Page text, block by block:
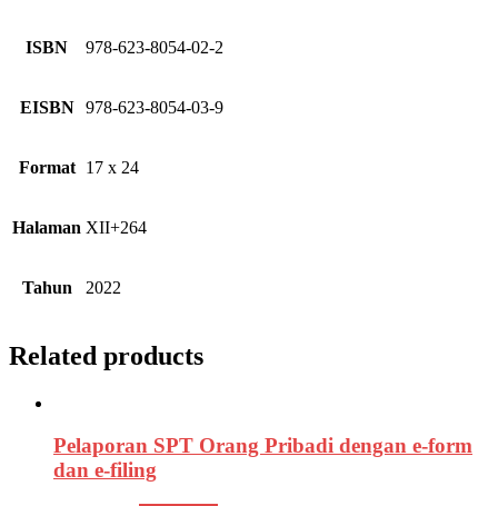
ISBN 978-623-8054-02-2
EISBN 978-623-8054-03-9
Format 17 x 24
Halaman XII+264
Tahun 2022
Related products
Pelaporan SPT Orang Pribadi dengan e-form
dan e-filing